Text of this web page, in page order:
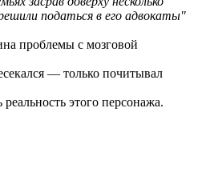
податься в его адвокаты"
проблемы с мозговой
— только почитывал
этого персонажа.